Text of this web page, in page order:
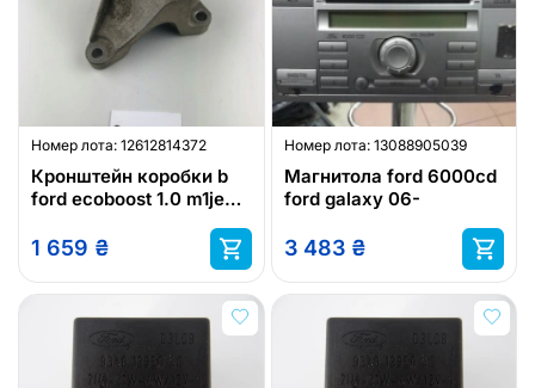
Номер лота: 12612814372
Кронштейн коробки b
ford ecoboost 1.0 m1je
1 659 ₴
Номер лота: 13088905039
Магнитола ford 6000cd
ford galaxy 06-
3 483 ₴